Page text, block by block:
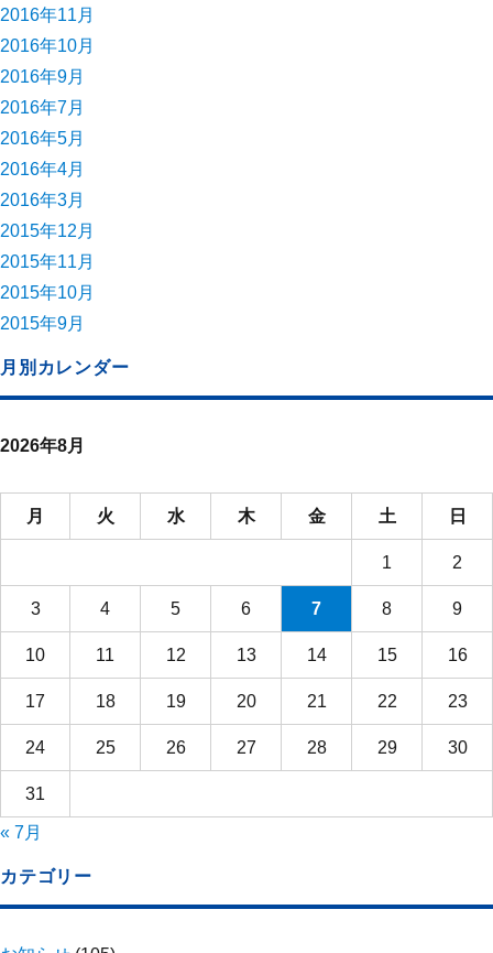
2016年11月
2016年10月
2016年9月
2016年7月
2016年5月
2016年4月
2016年3月
2015年12月
2015年11月
2015年10月
2015年9月
月別カレンダー
2026年8月
月 火 水 木 金 土 日
1 2
3 4 5 6 7 8 9
10 11 12 13 14 15 16
17 18 19 20 21 22 23
24 25 26 27 28 29 30
31
« 7月
カテゴリー